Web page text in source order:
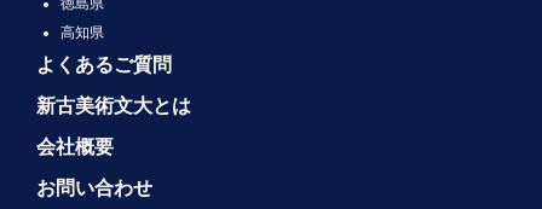
徳島県
高知県
よくあるご質問
新古美術文大とは
会社概要
お問い合わせ